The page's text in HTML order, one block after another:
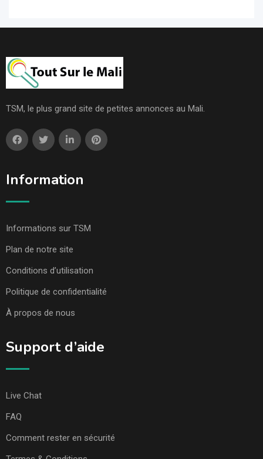
TSM, le plus grand site de petites annonces au Mali.
Information
Informations sur TSM
Plan de notre site
Conditions d’utilisation
Politique de confidentialité
À propos de nous
Support d’aide
Live Chat
FAQ
Comment rester en sécurité